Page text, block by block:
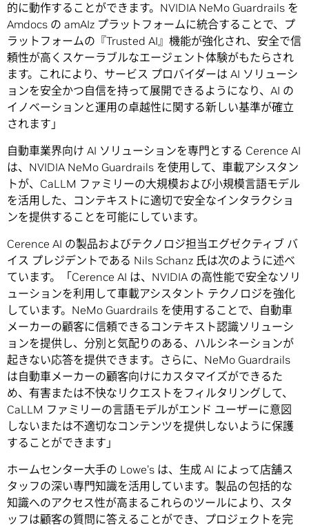
的に動作することができます。NVIDIA NeMo Guardrails を
Amdocs の amAIz プラットフォームに統合することで、プ
ラットフォームの『Trusted AI』機能が強化され、安全で信
頼性が高くスケーラブルなエージェント体験がもたらされ
ます。これにより、サービス プロバイダーは AI ソリューシ
ョンを安全かつ自信を持って展開できるようになり、AI の
イノベーションと運用の卓越性に関する新しい基準が確立
されます」
自動車業界向け AI ソリューションを専門とする Cerence AI
は、NVIDIA NeMo Guardrails を使用して、車載アシスタン
トが、CaLLM ファミリーの大規模および小規模言語モデル
を活用した、コンテキストに適切で安全なインタラクショ
ンを提供することを可能にしています。
Cerence AI の製品およびテクノロジ担当エグゼクティブ バ
イス プレジデントである Nils Schanz 氏は次のように述べ
ています。「Cerence AI は、NVIDIA の高性能で安全なソリ
ューションを利用して車載アシスタント テクノロジを強化
しています。NeMo Guardrails を使用することで、自動車
メーカーの顧客に信頼できるコンテキスト認識ソリューシ
ョンを提供し、分別と気配りのある、ハルシネーションが
起きない応答を提供できます。さらに、NeMo Guardrails
は自動車メーカーの顧客向けにカスタマイズができるた
め、有害または不快なリクエストをフィルタリングして、
CaLLM ファミリーの言語モデルがエンド ユーザーに意図
しないまたは不適切なコンテンツを提供しないように保護
することができます」
ホームセンター大手の Lowe’s は、生成 AI によって店舗ス
タッフの深い専門知識を活用しています。製品の包括的な
知識へのアクセス性が高まるこれらのツールにより、スタ
ッフは顧客の質問に答えることができ、プロジェクトを完